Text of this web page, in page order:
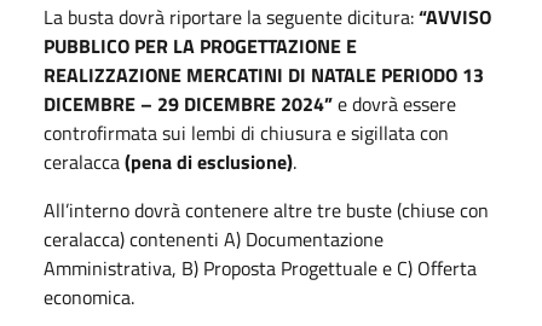
La busta dovrà riportare la seguente dicitura:“AVVISO
PUBBLICO PER LA PROGETTAZIONE E
REALIZZAZIONE MERCATINI DI NATALE PERIODO 13
DICEMBRE – 29 DICEMBRE 2024”e dovrà essere
controfirmata sui lembi di chiusura e sigillata con
ceralacca(pena di esclusione).
All’interno dovrà contenere altre tre buste (chiuse con
ceralacca) contenenti A) Documentazione
Amministrativa, B) Proposta Progettuale e C) Offerta
economica.